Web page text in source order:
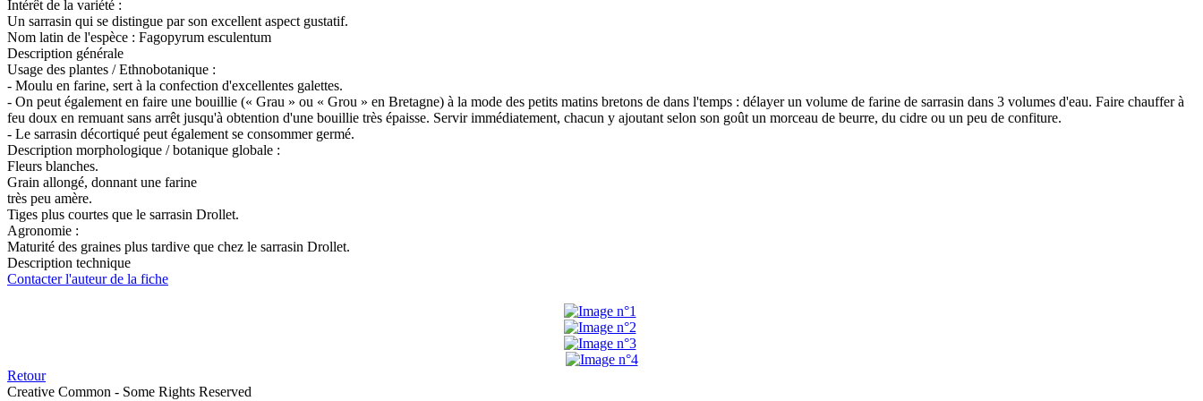
Intérêt de la variété :
Un sarrasin qui se distingue par son excellent aspect gustatif.
Nom latin de l'espèce : Fagopyrum esculentum
Description générale
Usage des plantes / Ethnobotanique :
- Moulu en farine, sert à la confection d'excellentes galettes.
- On peut également en faire une bouillie (« Grau » ou « Grou » en Bretagne) à la mode des petits matins bretons de dans l'temps : délayer un volume de farine de sarrasin dans 3 volumes d'eau. Faire chauffer à
feu doux en remuant sans arrêt jusqu'à obtention d'une bouillie très épaisse. Servir immédiatement, chacun y ajoutant selon son goût un morceau de beurre, du cidre ou un peu de confiture.
- Le sarrasin décortiqué peut également se consommer germé.
Description morphologique / botanique globale :
Fleurs blanches.
Grain allongé, donnant une farine
très peu amère.
Tiges plus courtes que le sarrasin Drollet.
Agronomie :
Maturité des graines plus tardive que chez le sarrasin Drollet.
Description technique
Contacter l'auteur de la fiche
Retour
Creative Common - Some Rights Reserved